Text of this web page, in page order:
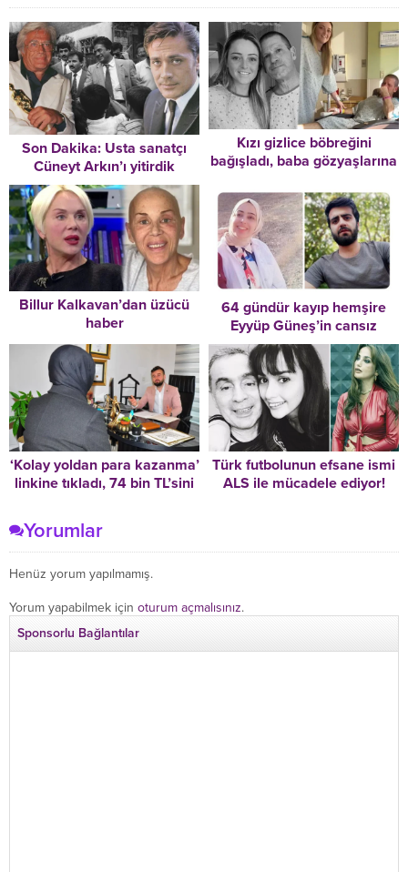
Son Dakika: Usta sanatçı
Cüneyt Arkın’ı yitirdik
Kızı gizlice böbreğini
bağışladı, baba gözyaşlarına
onları konuşuyor…
Billur Kalkavan’dan üzücü
haber
64 gündür kayıp hemşire
Eyyüp Güneş’in cansız
bedeni bulundu
‘Kolay yoldan para kazanma’
linkine tıkladı, 74 bin TL’sini
Türk futbolunun efsane ismi
ALS ile mücadele ediyor!
Yorumlar
Henüz yorum yapılmamış.
Yorum yapabilmek için oturum açmalısınız.
Sponsorlu Bağlantılar